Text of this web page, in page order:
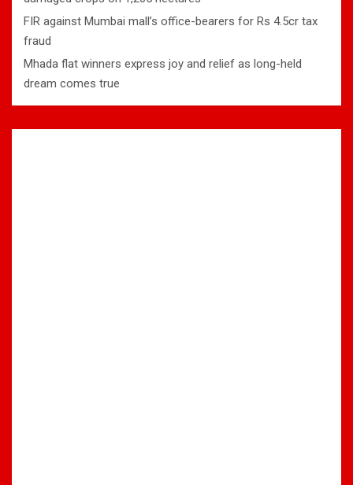
FIR against Mumbai mall’s office-bearers for Rs 4.5cr tax
fraud
Mhada flat winners express joy and relief as long-held
dream comes true